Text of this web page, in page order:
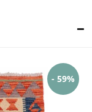
- 59%